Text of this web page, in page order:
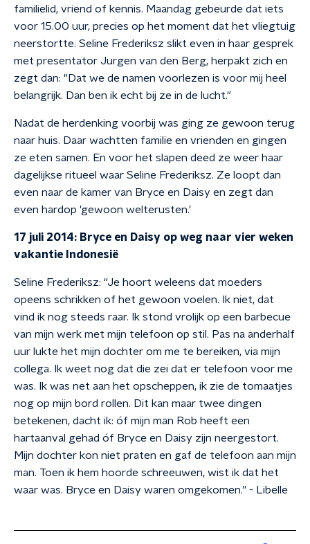
familielid, vriend of kennis. Maandag gebeurde dat iets
voor 15.00 uur, precies op het moment dat het vliegtuig
neerstortte. Seline Frederiksz slikt even in haar gesprek
met presentator Jurgen van den Berg, herpakt zich en
zegt dan: "Dat we de namen voorlezen is voor mij heel
belangrijk. Dan ben ik echt bij ze in de lucht."
Nadat de herdenking voorbij was ging ze gewoon terug
naar huis. Daar wachtten familie en vrienden en gingen
ze eten samen. En voor het slapen deed ze weer haar
dagelijkse ritueel waar Seline Frederiksz. Ze loopt dan
even naar de kamer van Bryce en Daisy en zegt dan
even hardop 'gewoon welterusten.'
17 juli 2014: Bryce en Daisy op weg naar vier weken
vakantie Indonesië
Seline Frederiksz: “Je hoort weleens dat moeders
opeens schrikken of het gewoon voelen. Ik niet, dat
vind ik nog steeds raar. Ik stond vrolijk op een barbecue
van mijn werk met mijn telefoon op stil. Pas na anderhalf
uur lukte het mijn dochter om me te bereiken, via mijn
collega. Ik weet nog dat die zei dat er telefoon voor me
was. Ik was net aan het opscheppen, ik zie de tomaatjes
nog op mijn bord rollen. Dit kan maar twee dingen
betekenen, dacht ik: óf mijn man Rob heeft een
hartaanval gehad óf Bryce en Daisy zijn neergestort.
Mijn dochter kon niet praten en gaf de telefoon aan mijn
man. Toen ik hem hoorde schreeuwen, wist ik dat het
waar was. Bryce en Daisy waren omgekomen.” - Libelle